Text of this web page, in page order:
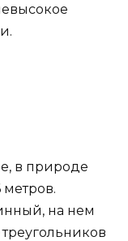
в природе
метров.
на нем